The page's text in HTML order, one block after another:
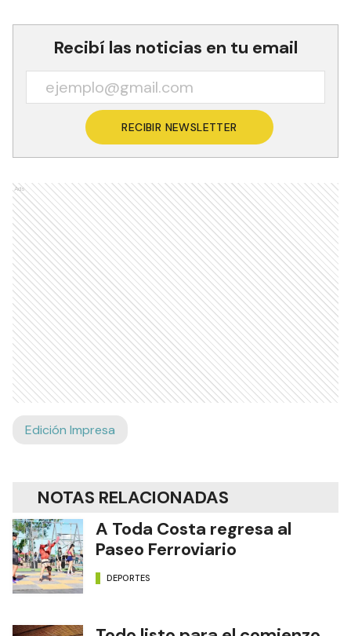
Recibí las noticias en tu email
RECIBIR NEWSLETTER
Ads
Edición Impresa
NOTAS RELACIONADAS
A Toda Costa regresa al
Paseo Ferroviario
DEPORTES